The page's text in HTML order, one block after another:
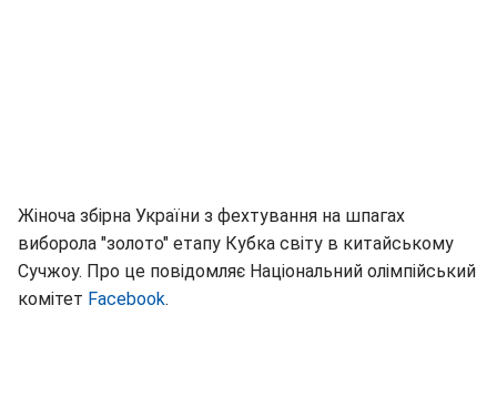
Жіноча збірна України з фехтування на шпагах
виборола "золото" етапу Кубка світу в китайському
Сучжоу. Про це повідомляє Національний олімпійський
комітет Facebook.